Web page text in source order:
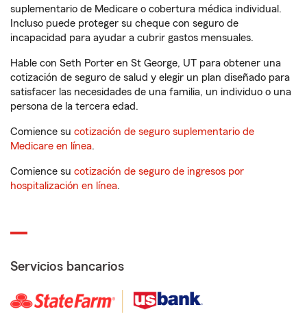
suplementario de Medicare o cobertura médica individual.
Incluso puede proteger su cheque con seguro de
incapacidad para ayudar a cubrir gastos mensuales.
Hable con Seth Porter en St George, UT para obtener una
cotización de seguro de salud y elegir un plan diseñado para
satisfacer las necesidades de una familia, un individuo o una
persona de la tercera edad.
Comience su cotización de seguro suplementario de
Medicare en línea.
Comience su cotización de seguro de ingresos por
hospitalización en línea.
Servicios bancarios